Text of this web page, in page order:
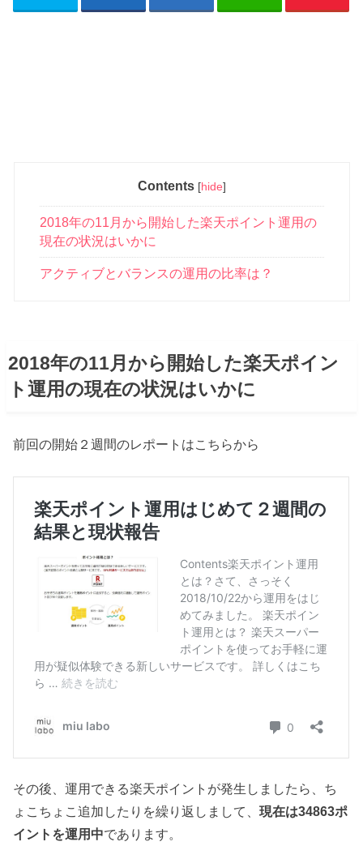
Contents [hide]
2018年の11月から開始した楽天ポイント運用の
現在の状況はいかに
アクティブとバランスの運用の比率は？
2018年の11月から開始した楽天ポイン
ト運用の現在の状況はいかに
前回の開始２週間のレポートはこちらから
その後、運用できる楽天ポイントが発生しましたら、ち
ょこちょこ追加したりを繰り返しまして、現在は34863ポ
イントを運用中であります。